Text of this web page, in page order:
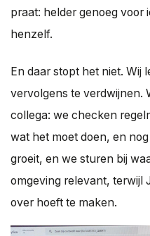
praat: helder genoeg voor
henzelf.
En daar stopt het niet. Wij
vervolgens te verdwijnen.
collega: we checken
wat het moet doen, en
groeit, en we sturen bij
omgeving relevant, terwijl
over hoeft te maken.